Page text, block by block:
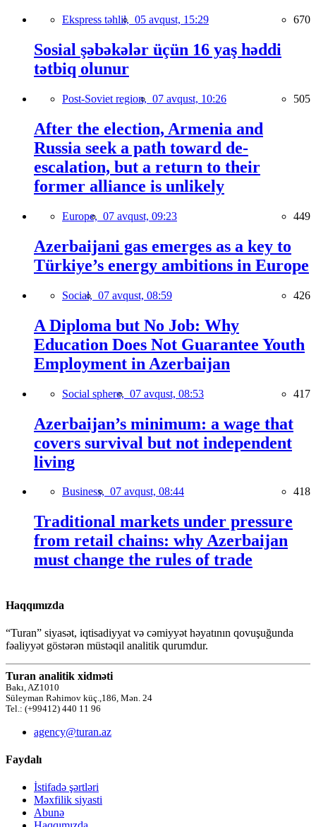
Ekspress təhlil, 05 avqust, 15:29 670
Sosial şəbəkələr üçün 16 yaş həddi
tətbiq olunur
Post-Soviet region, 07 avqust, 10:26 505
After the election, Armenia and
Russia seek a path toward de-
escalation, but a return to their
former alliance is unlikely
Europe, 07 avqust, 09:23 449
Azerbaijani gas emerges as a key to
Türkiye’s energy ambitions in Europe
Social, 07 avqust, 08:59 426
A Diploma but No Job: Why
Education Does Not Guarantee Youth
Employment in Azerbaijan
Social sphere, 07 avqust, 08:53 417
Azerbaijan’s minimum: a wage that
covers survival but not independent
living
Business, 07 avqust, 08:44 418
Traditional markets under pressure
from retail chains: why Azerbaijan
must change the rules of trade
Haqqımızda
“Turan” siyasət, iqtisadiyyat və cəmiyyət həyatının qovuşuğunda
fəaliyyət göstərən müstəqil analitik qurumdur.
Turan analitik xidməti
Bakı, AZ1010
Süleyman Rəhimov küç.,186, Mən. 24
Tel.: (+99412) 440 11 96
agency@turan.az
Faydalı
İstifadə şərtləri
Məxfilik siyasti
Abunə